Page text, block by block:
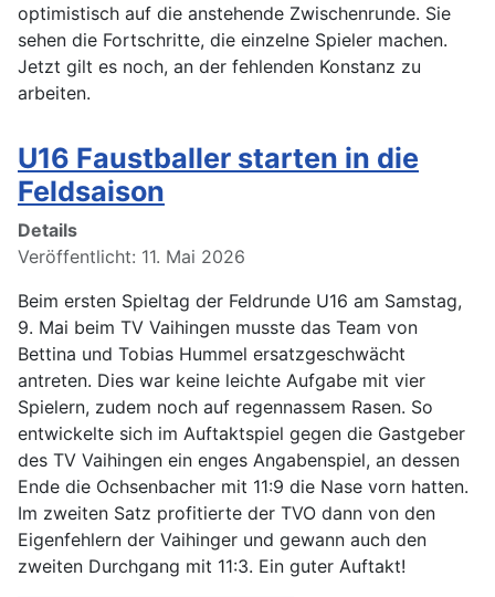
optimistisch auf die anstehende Zwischenrunde. Sie
sehen die Fortschritte, die einzelne Spieler machen.
Jetzt gilt es noch, an der fehlenden Konstanz zu
arbeiten.
U16 Faustballer starten in die
Feldsaison
Details
Veröffentlicht: 11. Mai 2026
Beim ersten Spieltag der Feldrunde U16 am Samstag,
9. Mai beim TV Vaihingen musste das Team von
Bettina und Tobias Hummel ersatzgeschwächt
antreten. Dies war keine leichte Aufgabe mit vier
Spielern, zudem noch auf regennassem Rasen. So
entwickelte sich im Auftaktspiel gegen die Gastgeber
des TV Vaihingen ein enges Angabenspiel, an dessen
Ende die Ochsenbacher mit 11:9 die Nase vorn hatten.
Im zweiten Satz profitierte der TVO dann von den
Eigenfehlern der Vaihinger und gewann auch den
zweiten Durchgang mit 11:3. Ein guter Auftakt!